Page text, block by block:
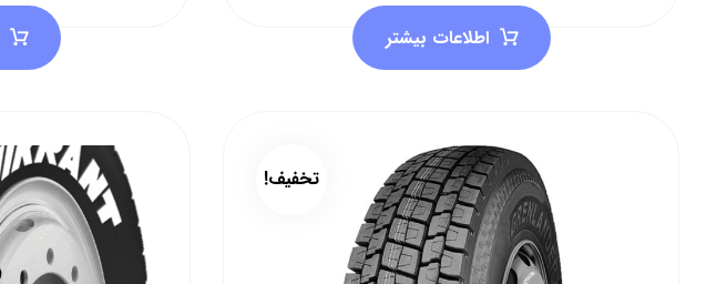
اطلاعات بیشتر
تخفیف!